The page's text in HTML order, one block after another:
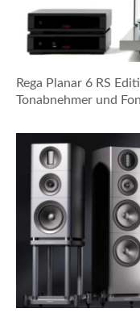
Rega Planar 6 RS
Tonabnehmer und